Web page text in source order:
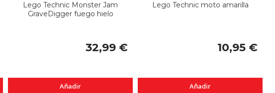
Lego Technic Monster Jam
GraveDigger fuego hielo
32,99 €
Añadir
Lego Technic moto amarilla
10,95 €
Añadir